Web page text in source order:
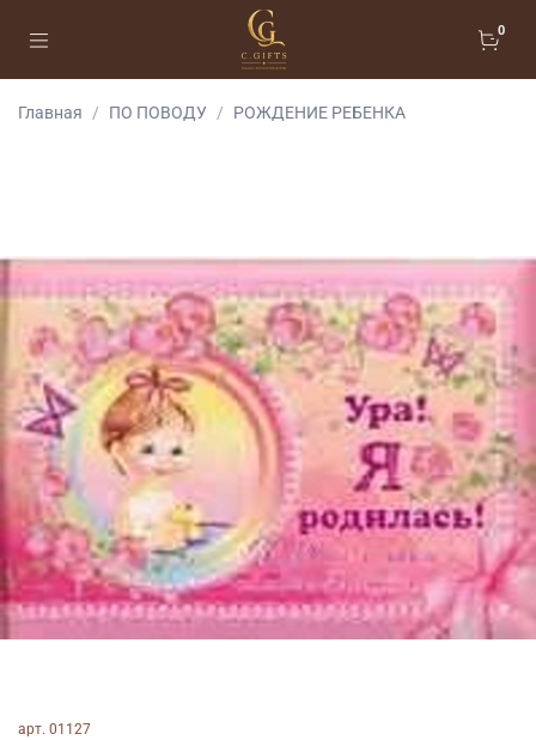
0
Главная ПО ПОВОДУ РОЖДЕНИЕ РЕБЕНКА
арт. 01127